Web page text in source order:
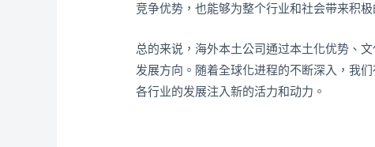
竞争优势，也能够为整个行业和社会带来积极
总的来说，海外本土公司通过本土化优势、
发展方向。随着全球化进程的不断深入，我
各行业的发展注入新的活力和动力。